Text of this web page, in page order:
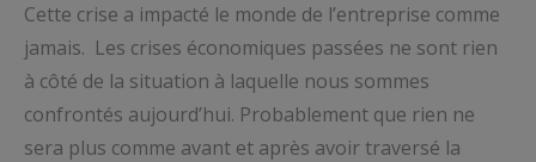
Cette crise a impacté le monde de l’entreprise comme
jamais. Les crises économiques passées ne sont rien
à côté de la situation à laquelle nous sommes
confrontés aujourd’hui. Probablement que rien ne
sera plus comme avant et après avoir traversé la